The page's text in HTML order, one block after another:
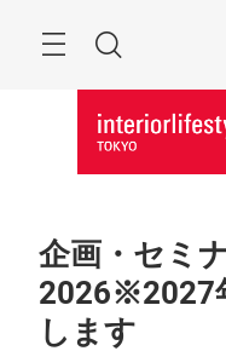
Search
企画・セミ
2026※2027
します